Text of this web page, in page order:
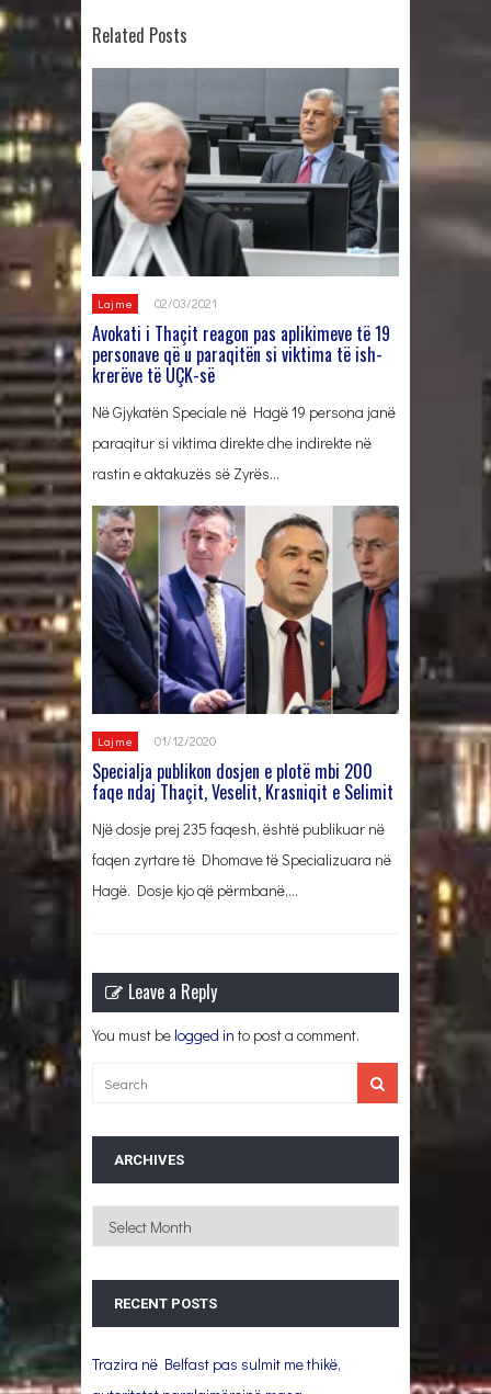
Related Posts
Lajme 02/03/2021
Avokati i Thaçit reagon pas aplikimeve të 19
personave që u paraqitën si viktima të ish-
krerëve të UÇK-së
Në Gjykatën Speciale në Hagë 19 persona janë
paraqitur si viktima direkte dhe indirekte në
rastin e aktakuzës së Zyrës…
Lajme 01/12/2020
Specialja publikon dosjen e plotë mbi 200
faqe ndaj Thaçit, Veselit, Krasniqit e Selimit
Një dosje prej 235 faqesh, është publikuar në
faqen zyrtare të Dhomave të Specializuara në
Hagë. Dosje kjo që përmbanë,…
Leave a Reply
You must be logged in to post a comment.
ARCHIVES
Archives
RECENT POSTS
Trazira në Belfast pas sulmit me thikë,